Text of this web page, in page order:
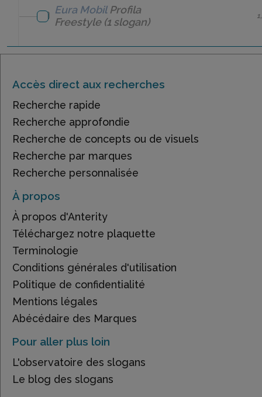
Eura Mobil Profila
Freestyle(1 slogan)
Accès direct aux recherches
Recherche rapide
Recherche approfondie
Recherche de concepts ou de visuels
Recherche par marques
Recherche personnalisée
À propos
À propos d'Anterity
Téléchargez notre plaquette
Terminologie
Conditions générales d'utilisation
Politique de confidentialité
Mentions légales
Abécédaire des Marques
Pour aller plus loin
L'observatoire des slogans
Le blog des slogans